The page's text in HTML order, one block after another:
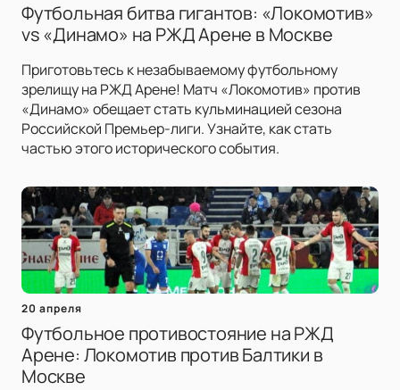
Футбольная битва гигантов: «Локомотив»
vs «Динамо» на РЖД Арене в Москве
Приготовьтесь к незабываемому футбольному
зрелищу на РЖД Арене! Матч «Локомотив» против
«Динамо» обещает стать кульминацией сезона
Российской Премьер-лиги. Узнайте, как стать
частью этого исторического события.
20 апреля
Футбольное противостояние на РЖД
Арене: Локомотив против Балтики в
Москве